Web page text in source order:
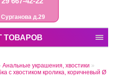
Сурганова д.29
ТОВАРОВ
Анальные украшения, хвостики »
с хвостиком кролика, коричневый Ø